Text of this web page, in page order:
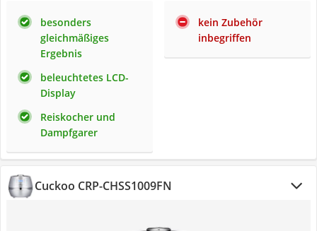
besonders
gleichmäßiges
Ergebnis
beleuchtetes LCD-
Display
Reiskocher und
Dampfgarer
kein Zubehör
inbegriffen
Cuckoo CRP-CHSS1009FN